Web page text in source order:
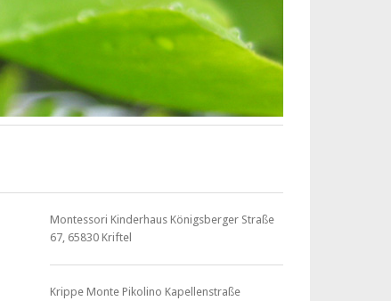
Montessori Kinderhaus Königsberger Straße
67, 65830 Kriftel
Krippe Monte Pikolino Kapellenstraße